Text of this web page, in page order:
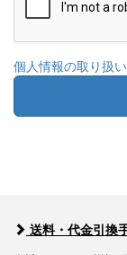
個人情報の取り扱い
送料・代金引換